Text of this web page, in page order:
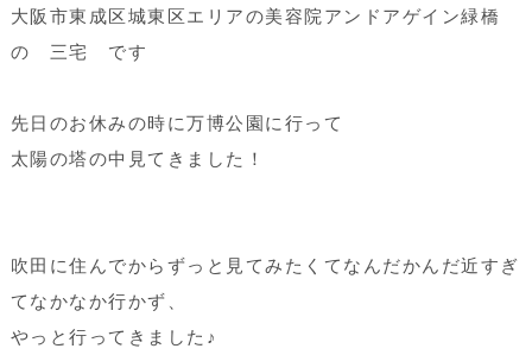
大阪市東成区城東区エリアの美容院アンドアゲイン緑橋
の 三宅 です
先日のお休みの時に万博公園に行って
太陽の塔の中見てきました！
吹田に住んでからずっと見てみたくてなんだかんだ近すぎ
てなかなか行かず、
やっと行ってきました♪